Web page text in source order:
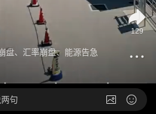
盘、汇率崩盘、能源告急
129
句